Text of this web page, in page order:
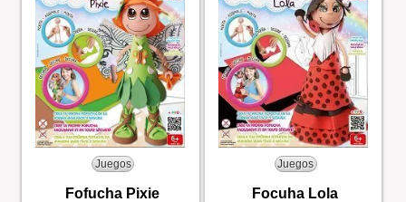
Juegos
Fofucha Pixie
Juegos
Focuha Lola